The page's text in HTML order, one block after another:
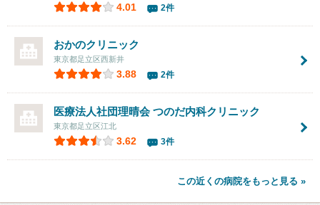
4.01 2件
おかのクリニック
東京都足立区西新井
3.88 2件
医療法人社団理晴会 つのだ内科クリニック
東京都足立区江北
3.62 3件
この近くの病院をもっと見る »